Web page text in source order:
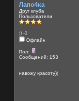
Лапо4ка
Друг клуба
Пользователи
:) -1
Офлайн
Пол:
Сообщений: 153
навожу красоту))